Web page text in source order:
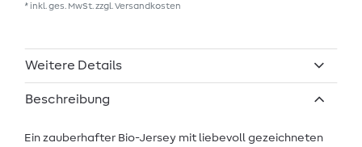
* inkl. ges. MwSt. zzgl. Versandkosten
Weitere Details
Beschreibung
Ein zauberhafter Bio-Jersey mit liebevoll gezeichneten